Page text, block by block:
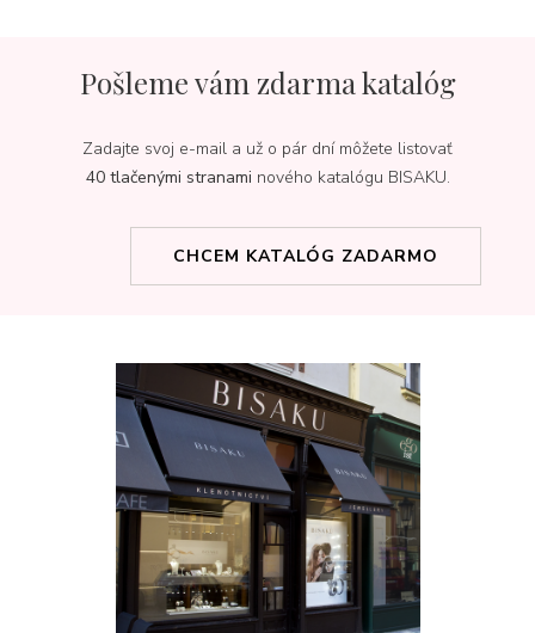
Pošleme vám zdarma katalóg
Zadajte svoj e-mail a už o pár dní môžete listovať
40 tlačenými stranami nového katalógu BISAKU.
CHCEM KATALÓG ZADARMO